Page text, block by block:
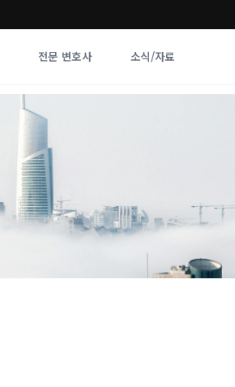
전문 변호사 소식/자료